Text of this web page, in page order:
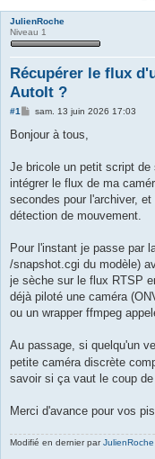
JulienRoche
Niveau 1
Récupérer le flux
AutoIt ?
#1
M
s
s
g
sam. 13 juin 2026 17:03
Bonjour à tous,
Je bricole un petit script
intégrer le flux de ma
secondes pour l'archiver,
détection de mouvement.
Pour l'instant je passe par
/snapshot.cgi du modèle)
je sèche sur le flux RTSP
déjà piloté une caméra
ou un wrapper ffmpeg
Au passage, si quelqu'un
petite caméra discrète
savoir si ça vaut le coup
Merci d'avance pour vos
Modifié en dernier parJulienRoche